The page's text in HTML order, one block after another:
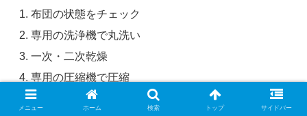
布団の状態をチェック
専用の洗浄機で丸洗い
一次・二次乾燥
専用の圧縮機で圧縮
専用の布団袋で返送
メニュー ホーム 検索 トップ サイドバー